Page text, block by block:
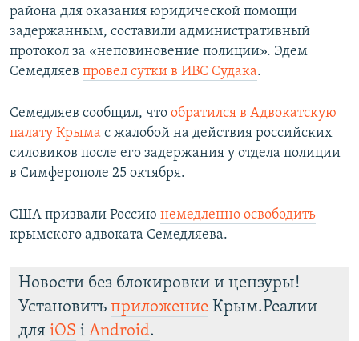
района для оказания юридической помощи
задержанным, составили административный
протокол за «неповиновение полиции». Эдем
Семедляев провел сутки в ИВС Судака.
Семедляев сообщил, что обратился в Адвокатскую
палату Крыма с жалобой на действия российских
силовиков после его задержания у отдела полиции
в Симферополе 25 октября.
США призвали Россию немедленно освободить
крымского адвоката Семедляева.
Новости без блокировки и цензуры!
Установить приложение Крым.Реалии
для iOS і Android.